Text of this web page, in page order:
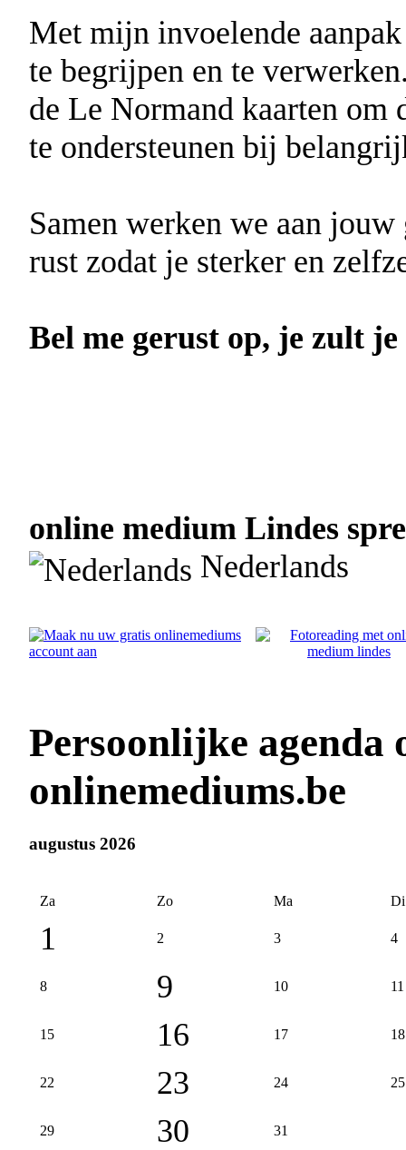
Met mijn invoelende
te begrijpen en te
de Le Normand kaarten om
te ondersteunen bij
Samen werken we aan
rust zodat je sterker en
Bel me gerust op, je zult je
online medium Lindes
Nederlands
Persoonlijke agenda
onlinemediums.be
augustus 2026
Za Zo Ma Di
1 2 3 4
8 9 10 11
15 16 17 18
22 23 24 25
29 30 31